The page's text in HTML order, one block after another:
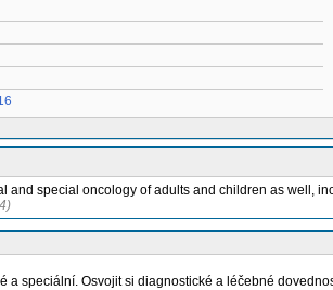
and special oncology of adults and children as well,
a speciální. Osvojit si diagnostické a léčebné